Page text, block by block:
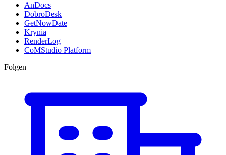
AnDocs
DobroDesk
GetNowDate
Krynia
RenderLog
CoMStudio Platform
Folgen